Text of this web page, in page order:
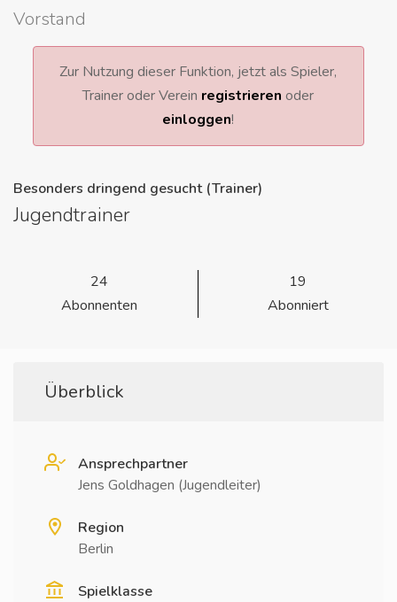
Vorstand
Zur Nutzung dieser Funktion, jetzt als Spieler,
Trainer oder Verein registrieren oder
einloggen!
Besonders dringend gesucht (Trainer)
Jugendtrainer
24
Abonnenten
19
Abonniert
Überblick
Ansprechpartner
Jens Goldhagen (Jugendleiter)
Region
Berlin
Spielklasse